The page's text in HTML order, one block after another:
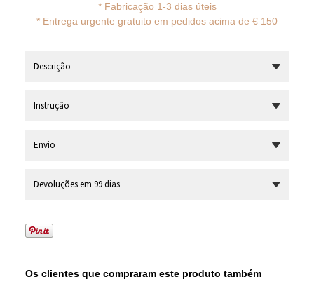
* Fabricação 1-3 dias úteis
* Entrega urgente gratuito em pedidos acima de € 150
Descrição
Instrução
Envio
Devoluções em 99 dias
Os clientes que compraram este produto também